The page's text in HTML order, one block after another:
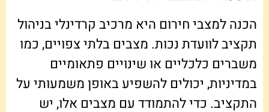
הכנה למצבי חירום היא מרכיב קרדינלי בניהול
תקציב לוועדת נכות. מצבים בלתי צפויים, כמו
משברים כלכליים או שינויים פתאומיים
במדיניות, יכולים להשפיע באופן משמעותי על
התקציב. כדי להתמודד עם מצבים אלו, יש